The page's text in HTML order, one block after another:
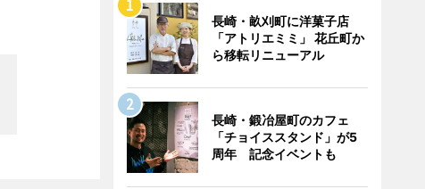
長崎・畝刈町に洋菓子店
「アトリエミミ」 花丘町か
ら移転リニューアル
長崎・鍛冶屋町のカフェ
「チョイススタンド」が5
周年 記念イベントも